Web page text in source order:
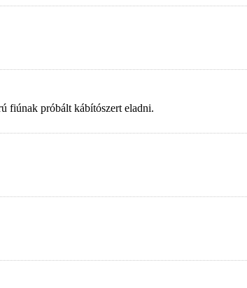
fiúnak próbált kábítószert eladni.